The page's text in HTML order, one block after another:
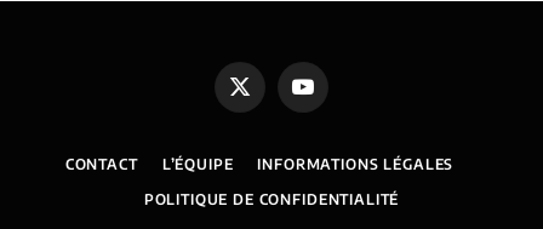
X
(Twitter)
YouTube
CONTACT L’ÉQUIPE
INFORMATIONS LÉGALES
POLITIQUE DE CONFIDENTIALITÉ